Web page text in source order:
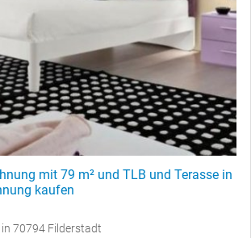
mit 79 m² und TLB und Terasse in
kaufen
70794 Filderstadt